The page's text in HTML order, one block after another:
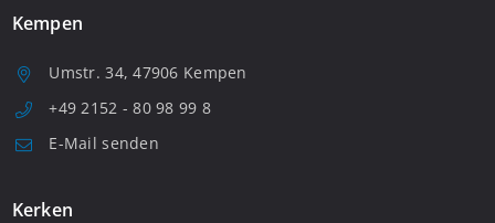
Kempen
Umstr. 34, 47906 Kempen
+49 2152 - 80 98 99 8
E-Mail senden
Kerken